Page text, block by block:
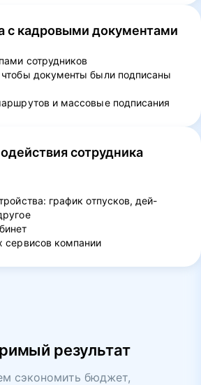
с кадровыми документами
сотрудников
документы были подписаны
и массовые подписания
сотрудника
график отпусков, дей-
сервисов компании
результат
сэкономить бюджет,